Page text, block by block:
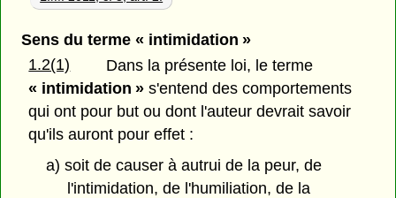
Sens du terme « intimidation »
1.2(1)
Dans la présente loi, le terme
« intimidation » s'entend des comportements
qui ont pour but ou dont l'auteur devrait savoir
qu'ils auront pour effet :
a) soit de causer à autrui de la peur, de
l'intimidation, de l'humiliation, de la